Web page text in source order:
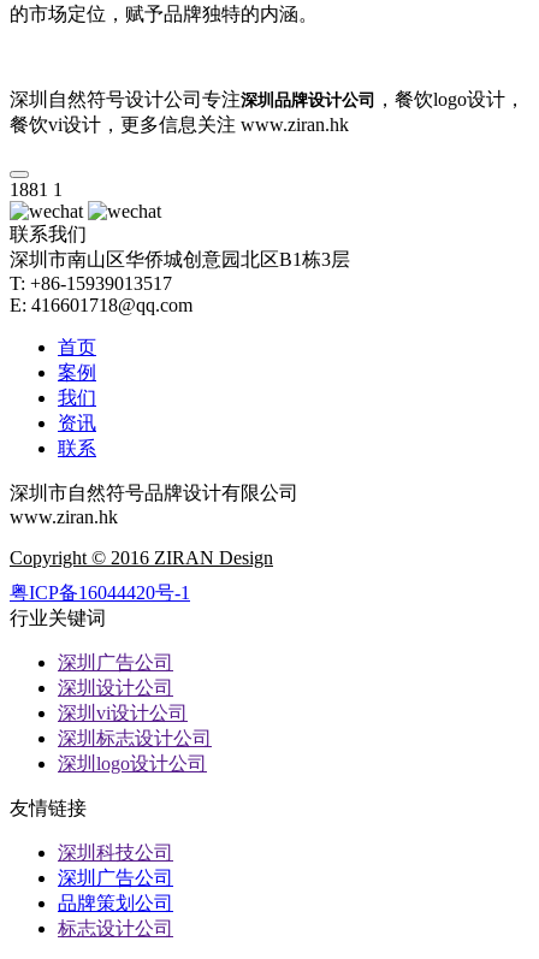
的市场定位，赋予品牌独特的内涵。
深圳自然符号设计公司专注深圳品牌设计公司
，餐饮logo设计，
餐饮vi设计，更多信息关注 www.ziran.hk
1881 1
联系我们
深圳市南山区华侨城创意园北区B1栋3层
T: +86-15939013517
E: 416601718@qq.com
首页
案例
我们
资讯
联系
深圳市自然符号品牌设计有限公司
www.ziran.hk
Copyright © 2016 ZIRAN Design
粤ICP备16044420号-1
行业关键词
深圳广告公司
深圳设计公司
深圳vi设计公司
深圳标志设计公司
深圳logo设计公司
友情链接
深圳科技公司
深圳广告公司
品牌策划公司
标志设计公司